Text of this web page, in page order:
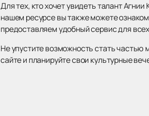
Для тех, кто хочет увидеть талант
нашем ресурсе вы также можете
предоставляем удобный сервис для
Не упустите возможность стать частью
сайте и планируйте свои культурные